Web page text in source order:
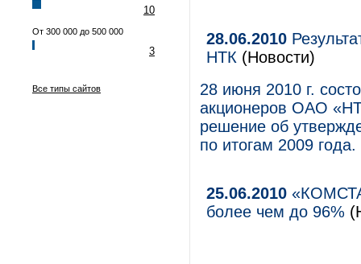
10
От 300 000 до 500 000
3
Все типы сайтов
28.06.2010
НТК (Новости)
28 июня 2010 г.
акционеров ОАО
решение об
по итогам 2009 года.
25.06.2010
более чем до 96%